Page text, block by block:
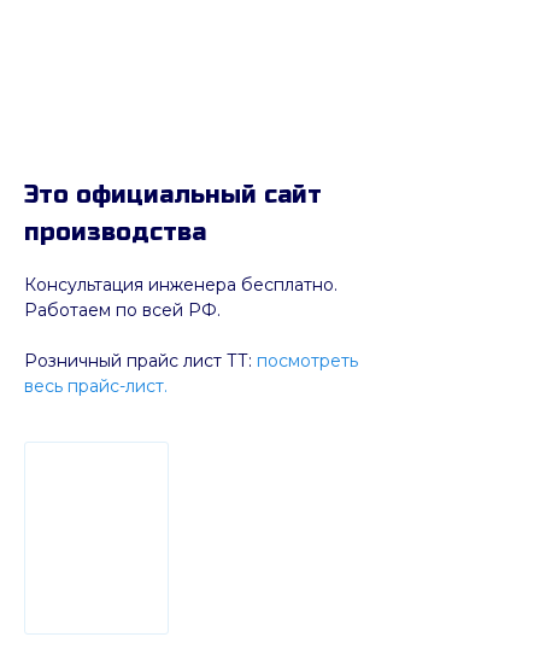
Консультация инженера бесплатно.
Работаем по всей РФ.
Розничный прайс лист ТТ: посмотреть
весь прайс-лист.
Это официальный сайт
производства